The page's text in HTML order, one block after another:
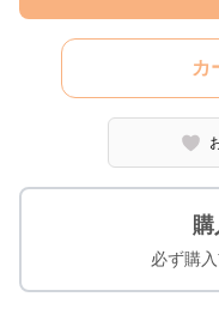
カ
必ず購